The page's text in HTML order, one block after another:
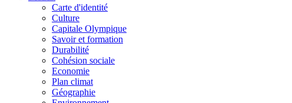
Carte d'identité
Culture
Capitale Olympique
Savoir et formation
Durabilité
Cohésion sociale
Economie
Plan climat
Géographie